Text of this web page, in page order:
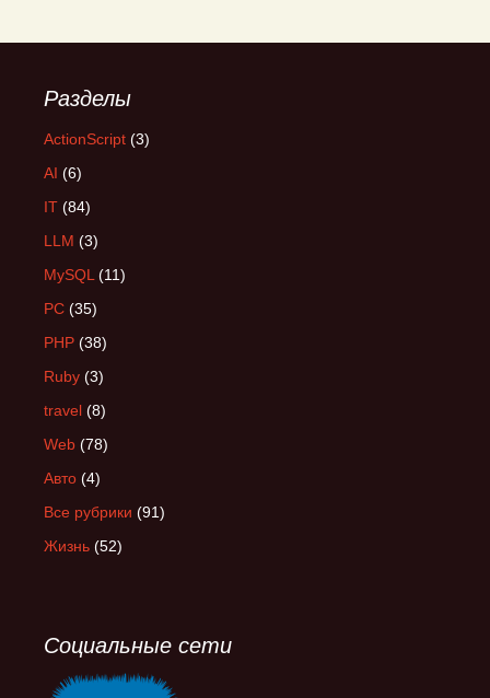
Разделы
ActionScript (3)
AI (6)
IT (84)
LLM (3)
MySQL(11)
PC (35)
PHP (38)
Ruby (3)
travel (8)
Web (78)
Авто (4)
Все рубрики (91)
Жизнь (52)
Социальные сети